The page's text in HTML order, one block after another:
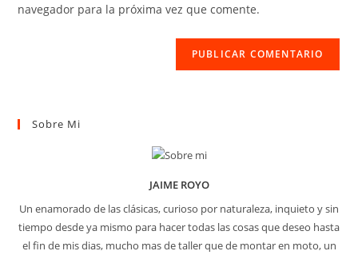
comentar
navegador para la próxima vez que comente.
Sobre Mi
JAIME ROYO
Un enamorado de las clásicas, curioso por naturaleza, inquieto y sin
tiempo desde ya mismo para hacer todas las cosas que deseo hasta
el fin de mis dias, mucho mas de taller que de montar en moto, un